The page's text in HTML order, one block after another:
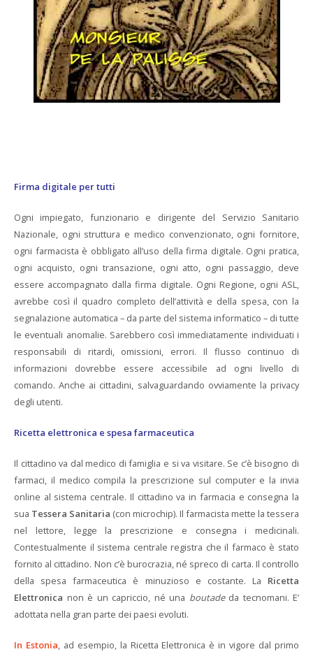
Firma digitale per tutti
Ogni impiegato, funzionario e dirigente del Servizio Sanitario
Nazionale, ogni struttura e medico convenzionato, ogni fornitore,
ogni farmacista è obbligato all’uso della firma digitale. Ogni pratica,
ogni acquisto, ogni transazione, ogni atto, ogni passaggio, deve
essere accompagnato dalla firma digitale. Ogni Regione, ogni ASL,
avrebbe così il quadro completo dell’attività e della spesa, con la
segnalazione automatica – da parte del sistema informatico – di tutte
le eventuali anomalie. Sarebbero così immediatamente individuati i
responsabili di ritardi, omissioni, errori. Il flusso continuo di
informazioni dovrebbe essere accessibile ad ogni livello di
comando. Anche ai cittadini, salvaguardando ovviamente la privacy
degli utenti.
Ricetta elettronica e spesa farmaceutica
Il cittadino va dal medico di famiglia e si va visitare. Se c’è bisogno di
farmaci, il medico compila la prescrizione sul computer e la invia
online al sistema centrale. Il cittadino va in farmacia e consegna la
sua Tessera Sanitaria (con microchip). Il farmacista mette la tessera
nel lettore, legge la prescrizione e consegna i medicinali.
Contestualmente il sistema centrale registra che il farmaco è stato
fornito al cittadino. Non c’è burocrazia, né spreco di carta. Il controllo
della spesa farmaceutica è minuzioso e costante. La Ricetta
Elettronica non è un capriccio, né una boutadeda tecnomani. E’
adottata nella gran parte dei paesi evoluti.
In Estonia, ad esempio, la Ricetta Elettronica è in vigore dal primo